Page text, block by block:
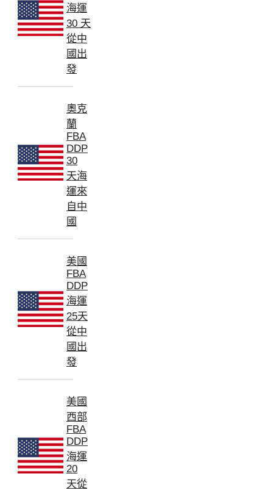
海運
30 天
從中
國出
發
奧克
蘭
FBA
DDP
30
天海
運來
自中
國
美國
FBA
DDP
海運
25天
從中
國出
發
美國
西部
FBA
DDP
海運
20
天從